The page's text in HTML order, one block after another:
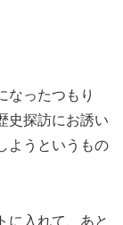
なったつもり
史探訪にお誘い
ようというもの
に入れて、あと